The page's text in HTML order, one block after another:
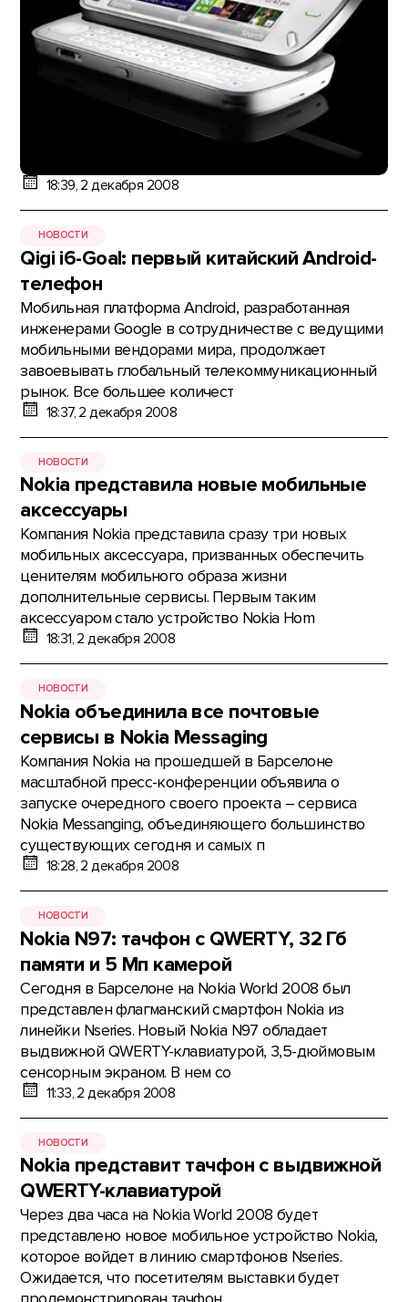
18:39, 2 декабря 2008
НОВОСТИ
Qigi i6-Goal: первый китайский Android-
телефон
Мобильная платформа Android, разработанная
инженерами Google в сотрудничестве с ведущими
мобильными вендорами мира, продолжает
завоевывать глобальный телекоммуникационный
рынок. Все большее количест
18:37, 2 декабря 2008
НОВОСТИ
Nokia представила новые мобильные
аксессуары
Компания Nokia представила сразу три новых
мобильных аксессуара, призванных обеспечить
ценителям мобильного образа жизни
дополнительные сервисы. Первым таким
аксессуаром стало устройство Nokia Hom
18:31, 2 декабря 2008
НОВОСТИ
Nokia объединила все почтовые
сервисы в Nokia Messaging
Компания Nokia на прошедшей в Барселоне
масштабной пресс-конференции объявила о
запуске очередного своего проекта – сервиса
Nokia Messanging, объединяющего большинство
существующих сегодня и самых п
18:28, 2 декабря 2008
НОВОСТИ
Nokia N97: тачфон с QWERTY, 32 Гб
памяти и 5 Мп камерой
Сегодня в Барселоне на Nokia World 2008 был
представлен флагманский смартфон Nokia из
линейки Nseries. Новый Nokia N97 обладает
выдвижной QWERTY-клавиатурой, 3,5-дюймовым
сенсорным экраном. В нем со
11:33, 2 декабря 2008
НОВОСТИ
Nokia представит тачфон с выдвижной
QWERTY-клавиатурой
Через два часа на Nokia World 2008 будет
представлено новое мобильное устройство Nokia,
которое войдет в линию смартфонов Nseries.
Ожидается, что посетителям выставки будет